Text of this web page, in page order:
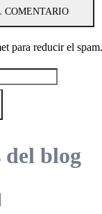
para reducir el spam.
blog